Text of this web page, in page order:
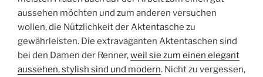
aussehen möchten und zum anderen versuchen
wollen, die Nützlichkeit der Aktentasche zu
gewährleisten. Die extravaganten Aktentaschen sind
bei den Damen der Renner,weil sie zum einen elegant
aussehen, stylish sind und modern. Nicht zu vergessen,